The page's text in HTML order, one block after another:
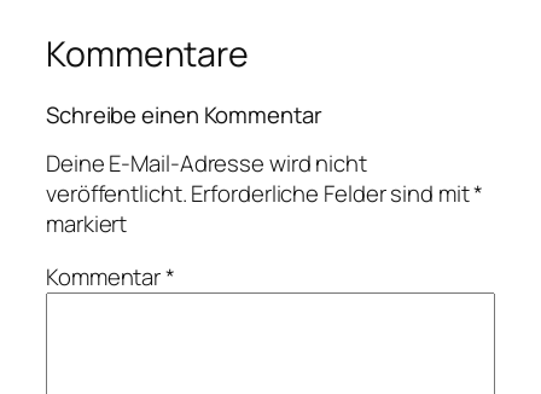
Kommentare
Schreibe einen Kommentar
Deine E-Mail-Adresse wird nicht
veröffentlicht.Erforderliche Felder sind mit*
markiert
Kommentar*